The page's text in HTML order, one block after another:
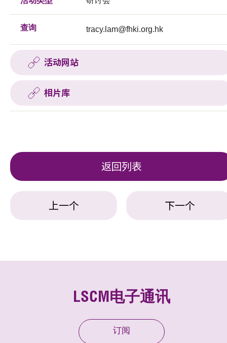
查询 tracy.lam@fhki.org.hk
活动网站
相片库
返回列表
上一个 下一个
LSCM电子通讯
订阅